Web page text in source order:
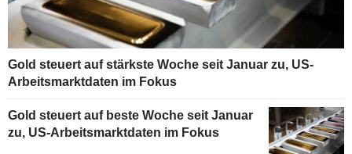
Gold steuert auf stärkste Woche seit Januar zu, US-
Arbeitsmarktdaten im Fokus
Gold steuert auf beste Woche seit Januar
zu, US-Arbeitsmarktdaten im Fokus